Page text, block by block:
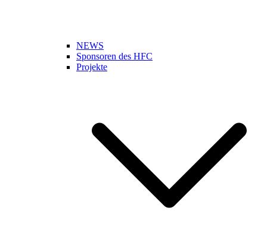
NEWS
Sponsoren des HFC
Projekte